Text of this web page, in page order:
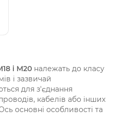
і M20 належать до класу
і зазвичай
для з'єднання
кабелів або інших
основні особливості та